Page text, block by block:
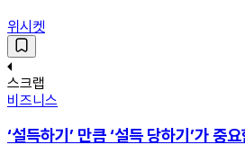
위시켓
스크랩
비즈니스
‘설득하기’ 만큼 ‘설득 당하기’가 중